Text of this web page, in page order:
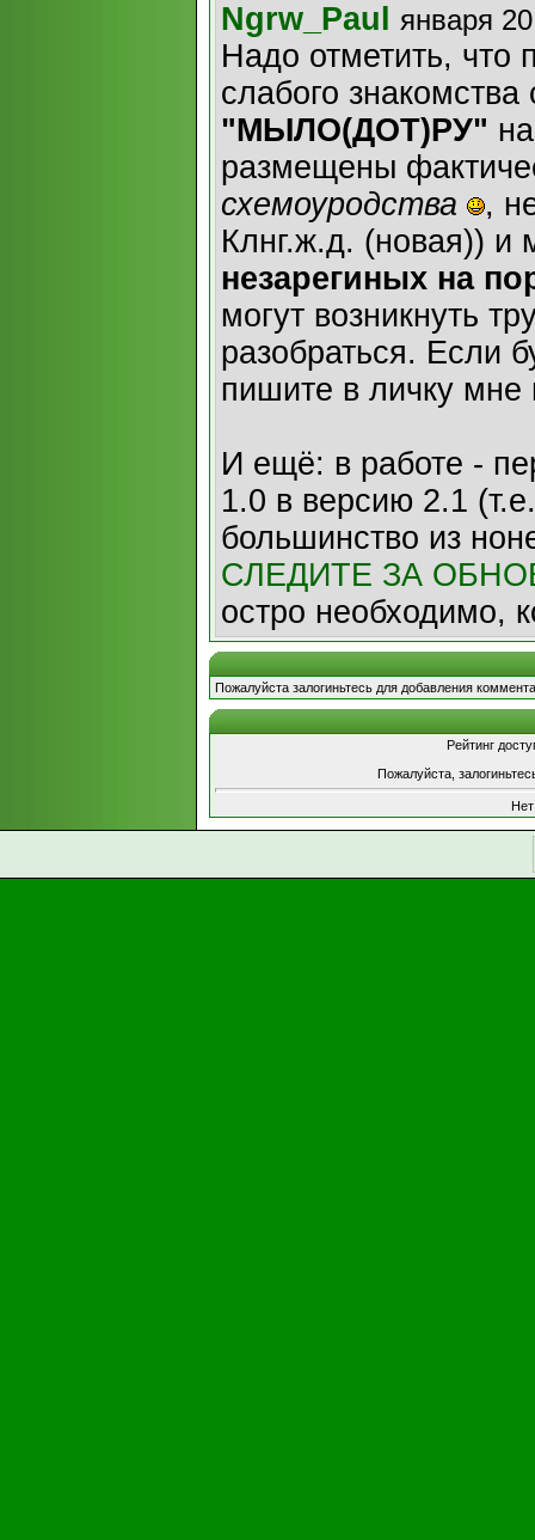
Ngrw_Paul
января
Надо отметить, что
слабого
"МЫЛО(ДОТ)РУ"
размещены
схемоуродства
,
Клнг.ж.д. (новая))
незарегиных на
могут возникнуть
разобраться. Если
пишите в личку
И ещё: в работе -
1.0 в версию 2.1
большинство из
СЛЕДИТЕ ЗА
остро необходимо,
Пожалуйста залогиньтесь для добавления
Рейтинг
Пожалуйста,